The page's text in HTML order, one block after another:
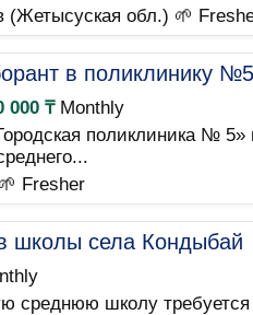
(Жетысуская обл.) 🌱
в поликлинику №5
000 ₸Monthly
поликлиника № 5»
🌱 Fresher
школы села Кондыбай
среднюю школу